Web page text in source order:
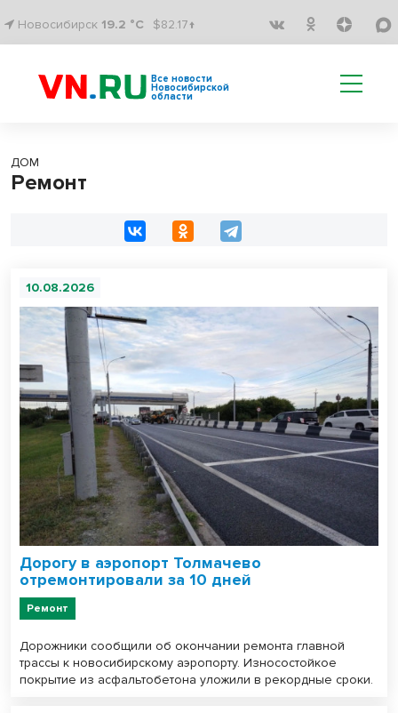
Новосибирск 19.2 °C $82.17↑
Все новости
Новосибирской
области
ДОМ
Ремонт
10.08.2026
Дорогу в аэропорт Толмачево
отремонтировали за 10 дней
Ремонт
Дорожники сообщили об окончании ремонта главной
трассы к новосибирскому аэропорту. Износостойкое
покрытие из асфальтобетона уложили в рекордные сроки.